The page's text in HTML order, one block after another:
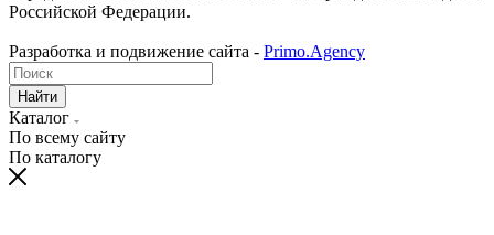
Российской Федерации.
Разработка и подвижение сайта - Primo.Agency
Найти
Каталог
По всему сайту
По каталогу